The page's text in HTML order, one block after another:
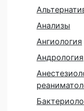
Анализы
Ангиология
Андрология